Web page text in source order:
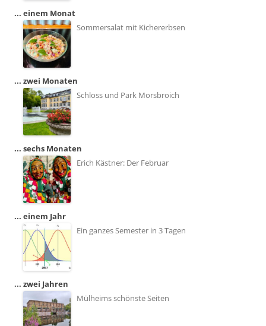
... einem Monat
Sommersalat mit Kichererbsen
... zwei Monaten
Schloss und Park Morsbroich
... sechs Monaten
Erich Kästner: Der Februar
... einem Jahr
Ein ganzes Semester in 3 Tagen
... zwei Jahren
Mülheims schönste Seiten